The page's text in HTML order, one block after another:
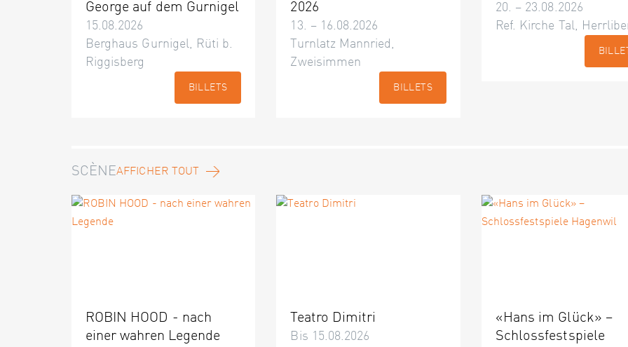
George auf dem Gurnigel
15.08.2026
Berghaus Gurnigel, Rüti b.
Riggisberg
BILLETS
2026
13. – 16.08.2026
Turnlatz Mannried,
Zweisimmen
BILLETS
20. – 23.08.2026
Ref. Kirche Tal,
SCÈNEAFFICHER TOUT
ROBIN HOOD - nach
einer wahren Legende
Teatro Dimitri
Bis 15.08.2026
«Hans im Glück» –
Schlossfestspiele